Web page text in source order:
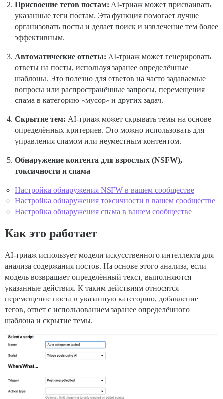
Присвоение тегов постам: AI-триаж может присваивать
указанные теги постам. Эта функция помогает лучше
организовать посты и делает поиск и извлечение тем более
эффективным.
Автоматические ответы: AI-триаж может генерировать
ответы на посты, используя заранее определённые
шаблоны. Это полезно для ответов на часто задаваемые
вопросы или распространённые запросы, перемещения
спама в категорию «мусор» и других задач.
Скрытие тем: AI-триаж может скрывать темы на основе
определённых критериев. Это можно использовать для
управления спамом или неуместным контентом.
Обнаружение контента для взрослых (NSFW),
токсичности и спама
Настройка обнаружения NSFW в вашем сообществе
Настройка обнаружения токсичности в вашем сообществе
Настройка обнаружения спама в вашем сообществе
Как это работает
AI-триаж использует модели искусственного интеллекта для
анализа содержания постов. На основе этого анализа, если
модель возвращает определённый текст, выполняются
указанные действия. К таким действиям относятся
перемещение поста в указанную категорию, добавление
тегов, ответ с использованием заранее определённого
шаблона и скрытие темы.